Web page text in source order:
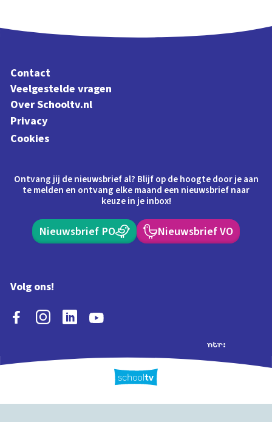
Contact
Veelgestelde vragen
Over Schooltv.nl
Privacy
Cookies
Ontvang jij de nieuwsbrief al? Blijf op de hoogte door je aan
te melden en ontvang elke maand een nieuwsbrief naar
keuze in je inbox!
Nieuwsbrief PO Nieuwsbrief VO
Volg ons!